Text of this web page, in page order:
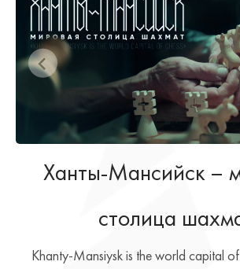
Ханты-Мансийск –
столица
Khanty-Mansiysk is the world capital